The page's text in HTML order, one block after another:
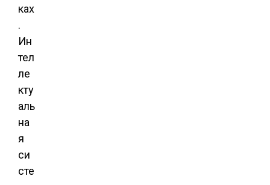
ках
.
Ин
тел
ле
кту
аль
на
я
си
сте